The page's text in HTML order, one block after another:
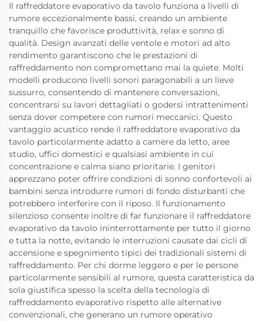
Il raffreddatore evaporativo da tavolo funziona a livelli di
rumore eccezionalmente bassi, creando un ambiente
tranquillo che favorisce produttività, relax e sonno di
qualità. Design avanzati delle ventole e motori ad alto
rendimento garantiscono che le prestazioni di
raffreddamento non compromettano mai la quiete. Molti
modelli producono livelli sonori paragonabili a un lieve
sussurro, consentendo di mantenere conversazioni,
concentrarsi su lavori dettagliati o godersi intrattenimenti
senza dover competere con rumori meccanici. Questo
vantaggio acustico rende il raffreddatore evaporativo da
tavolo particolarmente adatto a camere da letto, aree
studio, uffici domestici e qualsiasi ambiente in cui
concentrazione e calma siano prioritarie. I genitori
apprezzano poter offrire condizioni di sonno confortevoli ai
bambini senza introdurre rumori di fondo disturbanti che
potrebbero interferire con il riposo. Il funzionamento
silenzioso consente inoltre di far funzionare il raffreddatore
evaporativo da tavolo ininterrottamente per tutto il giorno
e tutta la notte, evitando le interruzioni causate dai cicli di
accensione e spegnimento tipici dei tradizionali sistemi di
raffreddamento. Per chi dorme leggero e per le persone
particolarmente sensibili al rumore, questa caratteristica da
sola giustifica spesso la scelta della tecnologia di
raffreddamento evaporativo rispetto alle alternative
convenzionali, che generano un rumore operativo